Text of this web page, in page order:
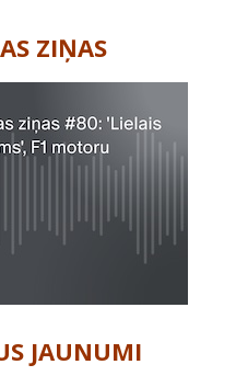
ZIŅAS
JAUNUMI